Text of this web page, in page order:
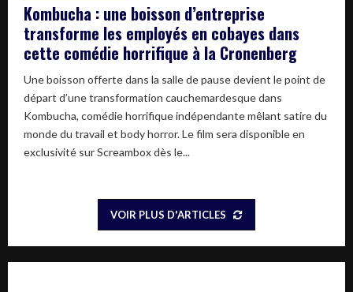
Kombucha : une boisson d’entreprise
transforme les employés en cobayes dans
cette comédie horrifique à la Cronenberg
Une boisson offerte dans la salle de pause devient le point de
départ d’une transformation cauchemardesque dans
Kombucha, comédie horrifique indépendante mêlant satire du
monde du travail et body horror. Le film sera disponible en
exclusivité sur Screambox dès le...
VOIR PLUS D'ARTICLES